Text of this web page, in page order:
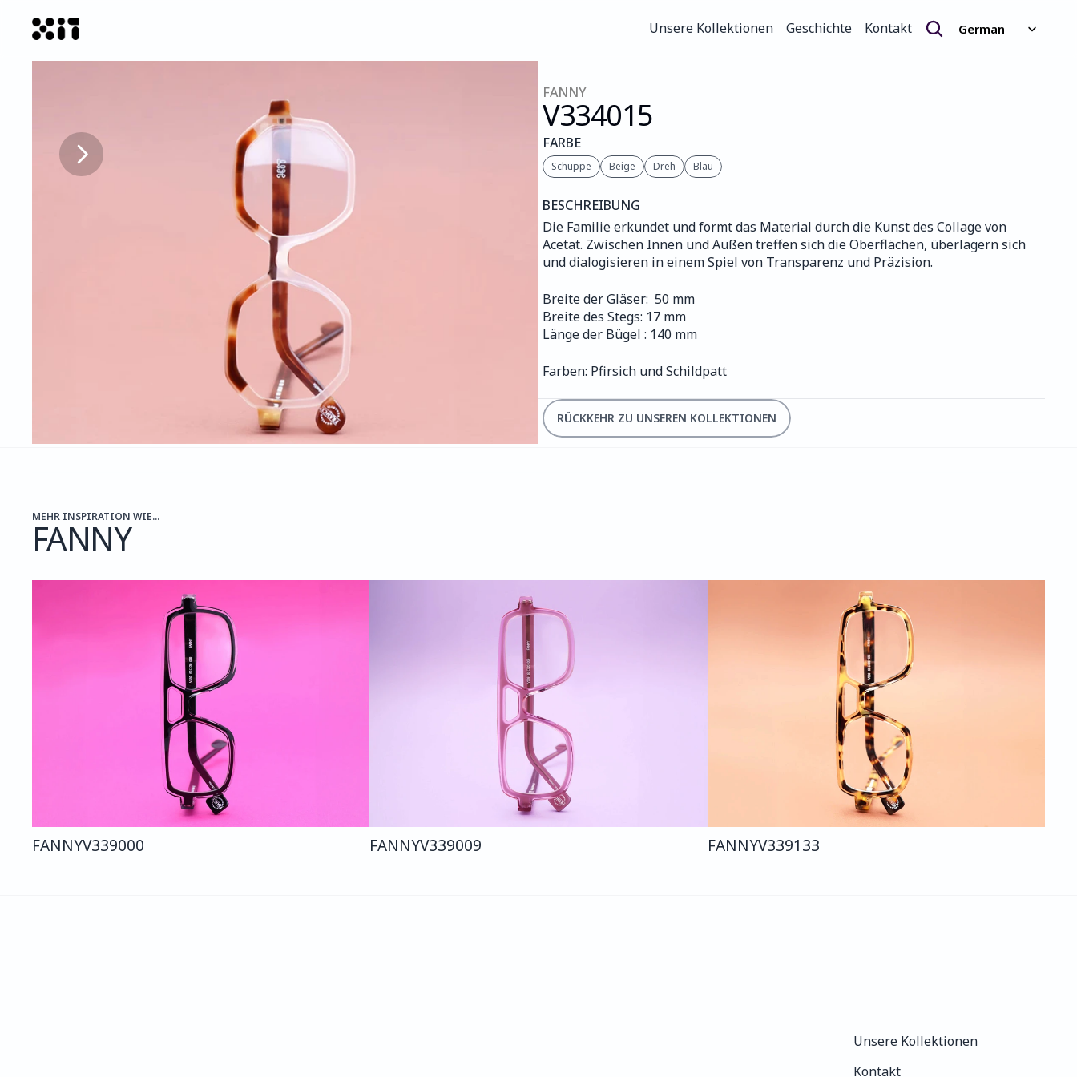
Unsere Kollektionen
Geschichte
Kontakt
German
FANNY
V334015
FARBE
Schuppe Beige Dreh Blau
BESCHREIBUNG
Die Familie erkundet und formt das Material durch die Kunst des Collage von
Acetat. Zwischen Innen und Außen treffen sich die Oberflächen, überlagern sich
und dialogisieren in einem Spiel von Transparenz und Präzision.
Breite der Gläser:  50 mm
Breite des Stegs: 17 mm
Länge der Bügel : 140 mm
Farben: Pfirsich und Schildpatt
RÜCKKEHR ZU UNSEREN KOLLEKTIONEN
MEHR INSPIRATION WIE...
FANNY
FANNYV339000 FANNYV339009 FANNYV339133
Unsere Kollektionen
Kontakt